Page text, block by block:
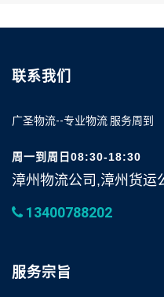
联系我们
广圣物流--专业物流 服务周到
周一到周日08:30-18:30
漳州物流公司,漳州货运
13400788202
服务宗旨